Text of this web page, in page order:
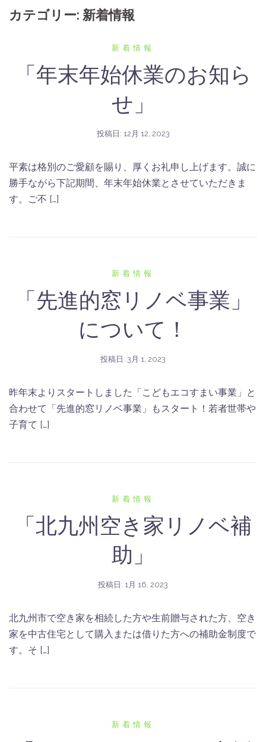
カテゴリー: 新着情報
新着情報
「年末年始休業のお知ら
せ」
投稿日: 12月 12, 2023
平素は格別のご愛顧を賜り、厚くお礼申し上げます。誠に
勝手ながら下記期間、年末年始休業とさせていただきま
す。ご不 […]
新着情報
「先進的窓リノベ事業」
について！
投稿日: 3月 1, 2023
昨年末よりスタートしました「こどもエコすまい事業」と
合わせて「先進的窓リノベ事業」もスタート！若者世帯や
子育て […]
新着情報
「北九州空き家リノベ補
助」
投稿日: 1月 16, 2023
北九州市で空き家を相続した方や生前贈与された方、空き
家を中古住宅として購入または借りた方への補助金制度で
す。そ […]
新着情報